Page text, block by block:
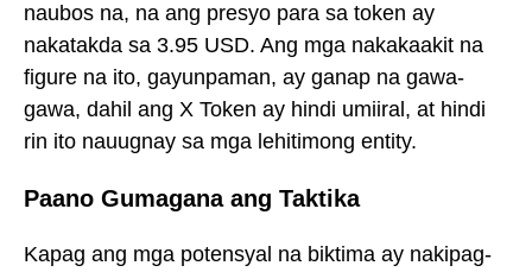
naubos na, na ang presyo para sa token ay
nakatakda sa 3.95 USD. Ang mga nakakaakit na
figure na ito, gayunpaman, ay ganap na gawa-
gawa, dahil ang X Token ay hindi umiiral, at hindi
rin ito nauugnay sa mga lehitimong entity.
Paano Gumagana ang Taktika
Kapag ang mga potensyal na biktima ay nakipag-